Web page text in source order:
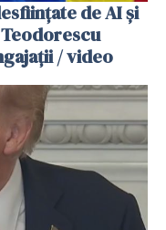
de AI și
/ video